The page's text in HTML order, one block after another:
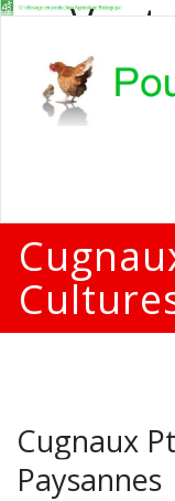
Vente en
Cugnaux
Paysannes